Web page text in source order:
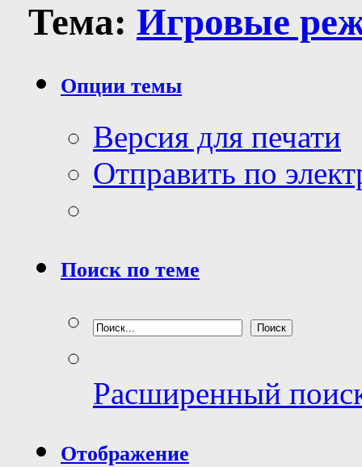
Тема: Игровые
Опции темы
Версия для печати
Отправить по
Поиск по теме
Расширенный
Отображение